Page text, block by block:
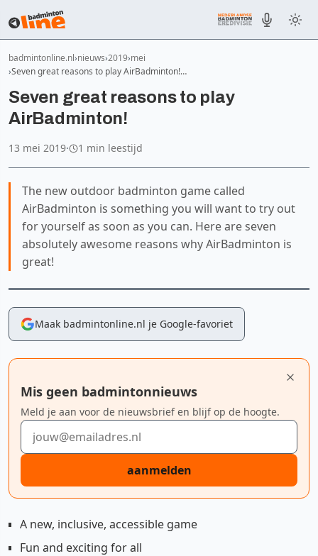
badmintonline.nl nieuws 2019 mei
Seven great reasons to play AirBadminton!…
Seven great reasons to play
AirBadminton!
13 mei 2019· 1 min leestijd
The new outdoor badminton game called
AirBadminton is something you will want to try out
for yourself as soon as you can. Here are seven
absolutely awesome reasons why AirBadminton is
great!
Maak badmintonline.nl je Google-favoriet
Mis geen badmintonnieuws
Meld je aan voor de nieuwsbrief en blijf op de hoogte.
E-mailadres
aanmelden
A new, inclusive, accessible game
Fun and exciting for all